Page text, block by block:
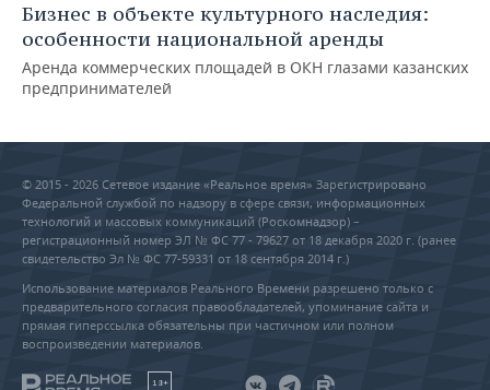
Бизнес в объекте культурного наследия:
особенности национальной аренды
Аренда коммерческих площадей в ОКН глазами казанских
предпринимателей
© 2015 - 2026 Сетевое издание «Реальное время» Зарегистрировано
Федеральной службой по надзору в сфере связи, информационных
технологий и массовых коммуникаций (Роскомнадзор) –
регистрационный номер ЭЛ № ФС 77 - 79627 от 18 декабря 2020 г. (ранее
свидетельство Эл № ФС 77-59331 от 18 сентября 2014 г.)
Использование материалов Реального Времени разрешено только с
предварительного согласия правообладателей, упоминание сайта и
прямая гиперссылка обязательны при частичном или полном
воспроизведении материалов.
18+